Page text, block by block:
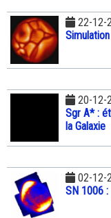
22-12-
20-12-
Sgr A* :
la Galaxie
02-12-
SN 1006